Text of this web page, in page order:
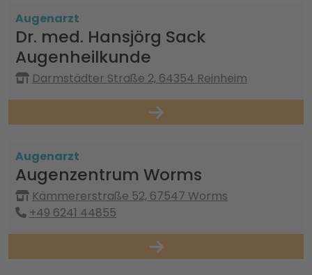
Augenarzt
Dr. med. Hansjörg Sack
Augenheilkunde
Darmstädter Straße 2, 64354 Reinheim
Augenarzt
Augenzentrum Worms
Kämmererstraße 52, 67547 Worms
+49 6241 44855